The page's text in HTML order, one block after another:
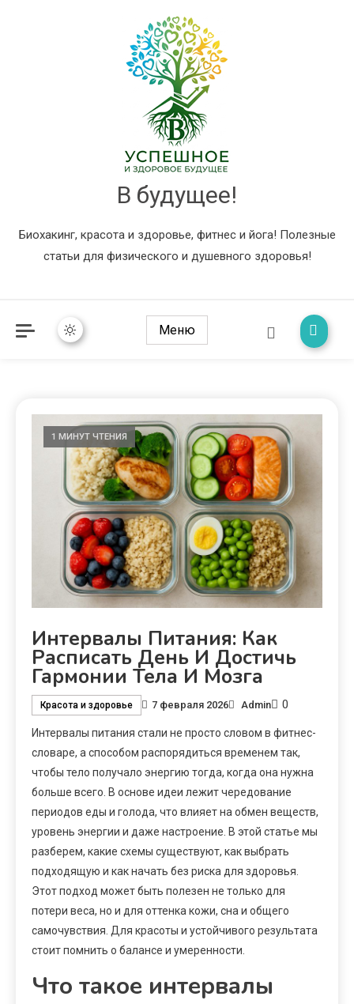
В будущее!
Биохакинг, красота и здоровье, фитнес и йога! Полезные
статьи для физического и душевного здоровья!
Меню
1 МИНУТ ЧТЕНИЯ
Интервалы Питания: Как
Расписать День И Достичь
Гармонии Тела И Мозга
Красота и здоровье 7 февраля 2026 Admin 0
Интервалы питания стали не просто словом в фитнес-
словаре, а способом распорядиться временем так,
чтобы тело получало энергию тогда, когда она нужна
больше всего. В основе идеи лежит чередование
периодов еды и голода, что влияет на обмен веществ,
уровень энергии и даже настроение. В этой статье мы
разберем, какие схемы существуют, как выбрать
подходящую и как начать без риска для здоровья.
Этот подход может быть полезен не только для
потери веса, но и для оттенка кожи, сна и общего
самочувствия. Для красоты и устойчивого результата
стоит помнить о балансе и умеренности.
Что такое интервалы